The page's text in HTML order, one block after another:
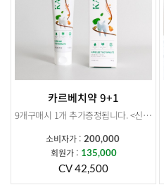
카르베치약 9+1
9개구매시 1개 추가증정됩니다. <신제품> 더 커진 용량 + 대표적인 3대 구강질환균인 뮤탄스,진지발리스,헬리코박터 균 99.9% 감소
소비자가 : 200,000
회원가 : 135,000
CV 42,500